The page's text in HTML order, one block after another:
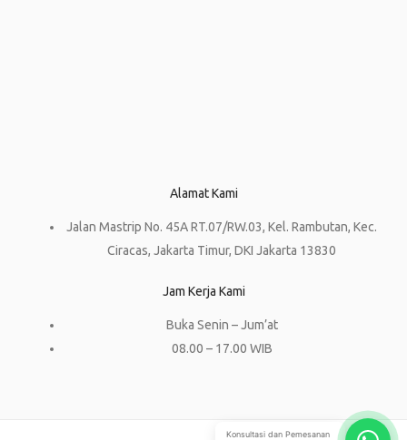
Alamat Kami
Jalan Mastrip No. 45A RT.07/RW.03, Kel. Rambutan, Kec.
Ciracas, Jakarta Timur, DKI Jakarta 13830
Jam Kerja Kami
Buka Senin – Jum’at
08.00 – 17.00 WIB
Konsultasi dan Pemesanan